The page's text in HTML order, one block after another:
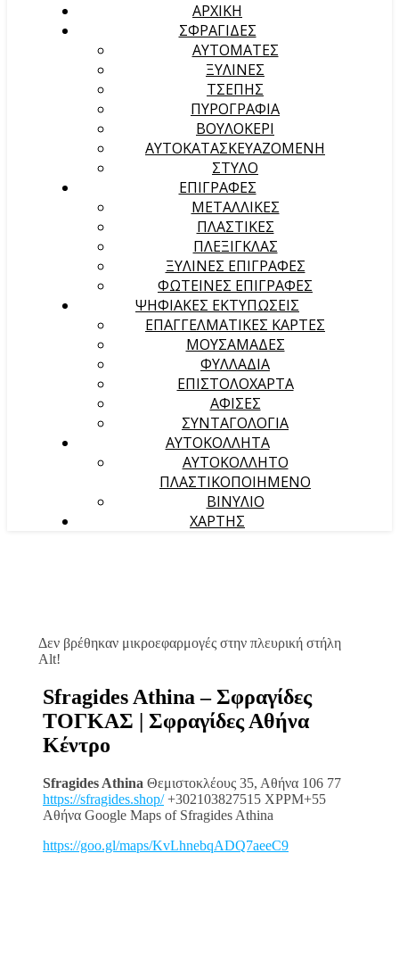
ΑΡΧΙΚΉ
ΣΦΡΑΓΙΔΕΣ
ΑΥΤΟΜΑΤΕΣ
ΞΥΛΙΝΕΣ
ΤΣΕΠΗΣ
ΠΥΡΟΓΡΑΦΙΑ
ΒΟΥΛΟΚΕΡΙ
ΑΥΤΟΚΑΤΑΣΚΕΥΑΖΟΜΕΝΗ
ΣΤΥΛΟ
ΕΠΙΓΡΑΦΕΣ
ΜΕΤΑΛΛΙΚΕΣ
ΠΛΑΣΤΙΚΕΣ
ΠΛΕΞΙΓΚΛΑΣ
ΞΥΛΙΝΕΣ ΕΠΙΓΡΑΦΕΣ
ΦΩΤΕΙΝΕΣ ΕΠΙΓΡΑΦΕΣ
ΨΗΦΙΑΚΕΣ ΕΚΤΥΠΩΣΕΙΣ
ΕΠΑΓΓΕΛΜΑΤΙΚΕΣ ΚΑΡΤΕΣ
ΜΟΥΣΑΜΑΔΕΣ
ΦΥΛΛΑΔΙΑ
ΕΠΙΣΤΟΛΟΧΑΡΤΑ
ΑΦΙΣΕΣ
ΣΥΝΤΑΓΟΛΟΓΙΑ
ΑΥΤΟΚΟΛΛΗΤΑ
ΑΥΤΟΚΟΛΛΗΤΟ
ΠΛΑΣΤΙΚΟΠΟΙΗΜΕΝΟ
ΒΙΝΥΛΙΟ
ΧΑΡΤΗΣ
Δεν βρέθηκαν μικροεφαρμογές στην πλευρική στήλη
Alt!
Sfragides Athina – Σφραγίδες
ΤΟΓΚΑΣ | Σφραγίδες Αθήνα
Κέντρο
Sfragides Athina Θεμιστοκλέους 35, Αθήνα 106 77
https://sfragides.shop/+302103827515 XPPM+55
Αθήνα Google Maps of Sfragides Athina
https://goo.gl/maps/KvLhnebqADQ7aeeC9